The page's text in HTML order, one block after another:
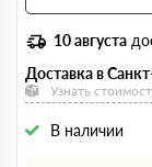
10 августа
Доставка в
Узнать
В наличии